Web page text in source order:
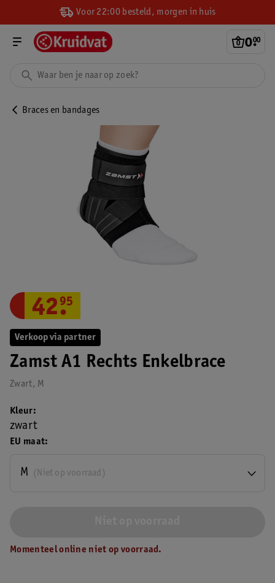
Voor 22:00 besteld, morgen in huis
0.
00
Braces en bandages
Verkoop via partner
Zamst A1 Rechts Enkelbrace
Zwart, M
42.
95
EU maat
(Niet op voorraad)
M
Kleur
zwart
Momenteel online niet op voorraad.